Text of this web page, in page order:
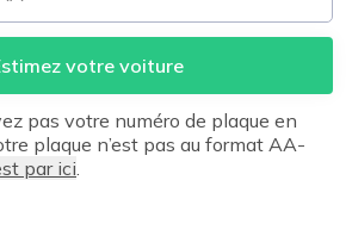
votre voiture
pas votre numéro de plaque en
plaque n’est pas au format AA-
par ici